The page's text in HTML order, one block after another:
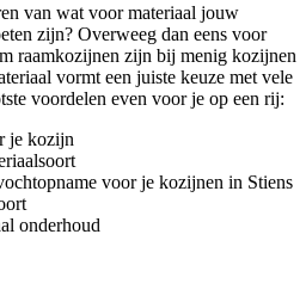
van wat voor materiaal jouw
zijn? Overweeg dan eens voor
raamkozijnen zijn bij menig kozijnen
vormt een juiste keuze met vele
voordelen even voor je op een rij:
je kozijn
voor je kozijnen in Stiens
onderhoud